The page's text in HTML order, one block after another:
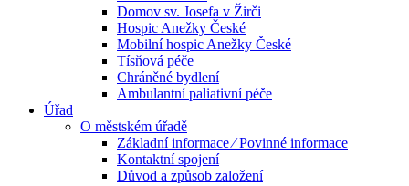
Domov sv. Josefa v Žirči
Hospic Anežky České
Mobilní hospic Anežky České
Tísňová péče
Chráněné bydlení
Ambulantní paliativní péče
Úřad
O městském úřadě
Základní informace ⁄ Povinné informace
Kontaktní spojení
Důvod a způsob založení